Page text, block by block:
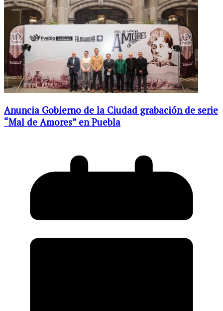
Anuncia Gobierno de la Ciudad grabación de serie
“Mal de Amores” en Puebla